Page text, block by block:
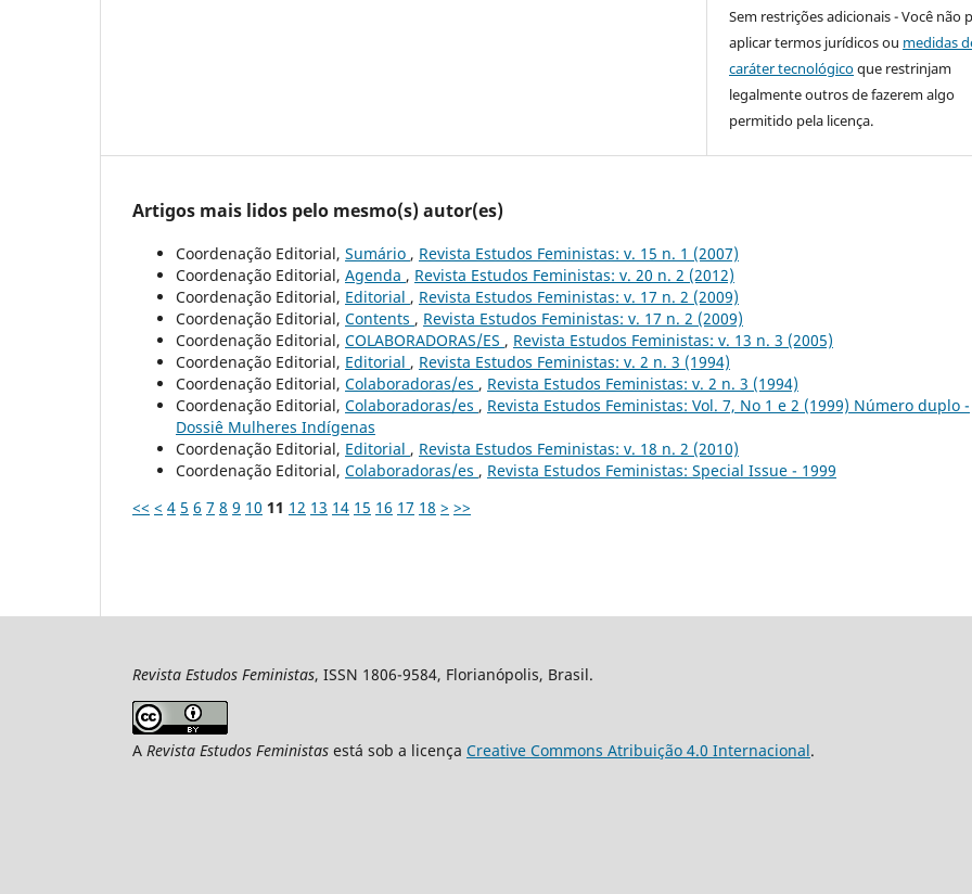
Sem restrições adicionais - Você não
aplicar termos jurídicos ou medidas
caráter tecnológicoque restrinjam
legalmente outros de fazerem algo
permitido pela licença.
Artigos mais lidos pelo mesmo(s) autor(es)
Coordenação Editorial, Sumário , Revista Estudos Feministas: v. 15 n. 1 (2007)
Coordenação Editorial, Agenda , Revista Estudos Feministas: v. 20 n. 2 (2012)
Coordenação Editorial, Editorial , Revista Estudos Feministas: v. 17 n. 2 (2009)
Coordenação Editorial, Contents , Revista Estudos Feministas: v. 17 n. 2 (2009)
Coordenação Editorial, COLABORADORAS/ES , Revista Estudos Feministas: v. 13 n. 3 (2005)
Coordenação Editorial, Editorial , Revista Estudos Feministas: v. 2 n. 3 (1994)
Coordenação Editorial, Colaboradoras/es , Revista Estudos Feministas: v. 2 n. 3 (1994)
Coordenação Editorial, Colaboradoras/es , Revista Estudos Feministas: Vol. 7, No 1 e 2 (1999) Número duplo -
Dossiê Mulheres Indígenas
Coordenação Editorial, Editorial , Revista Estudos Feministas: v. 18 n. 2 (2010)
Coordenação Editorial, Colaboradoras/es , Revista Estudos Feministas: Special Issue - 1999
<< < 4 5 6 7 8 9 10 11 12 13 14 15 16 17 18 > >>
Revista Estudos Feministas, ISSN 1806-9584, Florianópolis, Brasil.
A Revista Estudos Feministas está sob a licença Creative Commons Atribuição 4.0 Internacional.